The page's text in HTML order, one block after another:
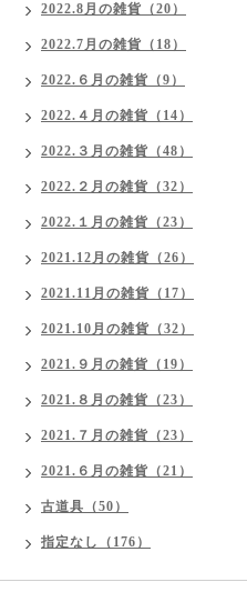
2022.8月の雑貨（20）
2022.7月の雑貨（18）
2022.６月の雑貨（9）
2022.４月の雑貨（14）
2022.３月の雑貨（48）
2022.２月の雑貨（32）
2022.１月の雑貨（23）
2021.12月の雑貨（26）
2021.11月の雑貨（17）
2021.10月の雑貨（32）
2021.９月の雑貨（19）
2021.８月の雑貨（23）
2021.７月の雑貨（23）
2021.６月の雑貨（21）
古道具（50）
指定なし（176）